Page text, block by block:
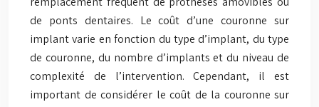
de ponts dentaires. Le coût d’une couronne sur
implant varie en fonction du type d’implant, du type
de couronne, du nombre d’implants et du niveau de
complexité de l’intervention. Cependant, il est
important de considérer le coût de la couronne sur